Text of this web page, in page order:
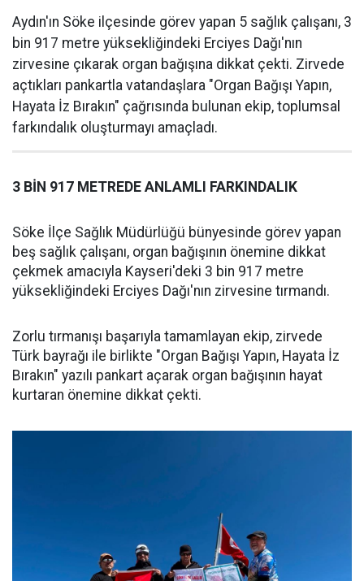
Aydın'ın Söke ilçesinde görev yapan 5 sağlık çalışanı, 3
bin 917 metre yüksekliğindeki Erciyes Dağı'nın
zirvesine çıkarak organ bağışına dikkat çekti. Zirvede
açtıkları pankartla vatandaşlara "Organ Bağışı Yapın,
Hayata İz Bırakın" çağrısında bulunan ekip, toplumsal
farkındalık oluşturmayı amaçladı.
3 BİN 917 METREDE ANLAMLI FARKINDALIK
Söke İlçe Sağlık Müdürlüğü bünyesinde görev yapan
beş sağlık çalışanı, organ bağışının önemine dikkat
çekmek amacıyla Kayseri'deki 3 bin 917 metre
yüksekliğindeki Erciyes Dağı'nın zirvesine tırmandı.
Zorlu tırmanışı başarıyla tamamlayan ekip, zirvede
Türk bayrağı ile birlikte "Organ Bağışı Yapın, Hayata İz
Bırakın" yazılı pankart açarak organ bağışının hayat
kurtaran önemine dikkat çekti.